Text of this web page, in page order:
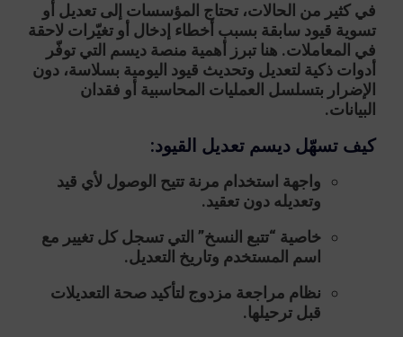
في كثير من الحالات، تحتاج المؤسسات إلى تعديل أو
تسوية قيود سابقة بسبب أخطاء إدخال أو تغيّرات لاحقة
في المعاملات. هنا تبرز أهمية منصة ديسم التي توفّر
أدوات ذكية لتعديل وتحديث قيود اليومية بسلاسة، دون
الإضرار بتسلسل العمليات المحاسبية أو فقدان
البيانات.
كيف تسهّل ديسم تعديل القيود:
واجهة استخدام مرنة تتيح الوصول لأي قيد
وتعديله دون تعقيد.
خاصية “تتبع النسخ” التي تسجل كل تغيير مع
اسم المستخدم وتاريخ التعديل.
نظام مراجعة مزدوج لتأكيد صحة التعديلات
قبل ترحيلها.